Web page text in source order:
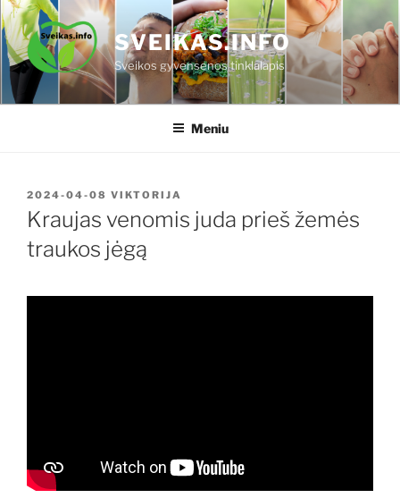
Eiti
prie
turinio
SVEIKAS.INFO
Sveikos gyvensenos tinklalapis
Meniu
PASKELBTA
2024-04-08 VIKTORIJA
Kraujas venomis juda prieš žemės
traukos jėgą